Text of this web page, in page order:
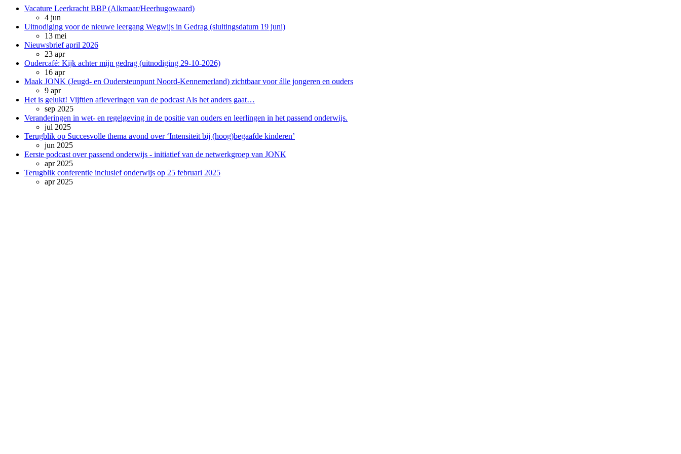
Vacature Leerkracht BBP (Alkmaar/Heerhugowaard)
4 jun
Uitnodiging voor de nieuwe leergang Wegwijs in Gedrag (sluitingsdatum 19 juni)
13 mei
Nieuwsbrief april 2026
23 apr
Oudercafé: Kijk achter mijn gedrag (uitnodiging 29-10-2026)
16 apr
Maak JONK (Jeugd- en Oudersteunpunt Noord-Kennemerland) zichtbaar voor álle jongeren en ouders
9 apr
Het is gelukt! Vijftien afleveringen van de podcast Als het anders gaat…
sep 2025
Veranderingen in wet- en regelgeving in de positie van ouders en leerlingen in het passend onderwijs.
jul 2025
Terugblik op Succesvolle thema avond over ‘Intensiteit bij (hoog)begaafde kinderen’
jun 2025
Eerste podcast over passend onderwijs - initiatief van de netwerkgroep van JONK
apr 2025
Terugblik conferentie inclusief onderwijs op 25 februari 2025
apr 2025